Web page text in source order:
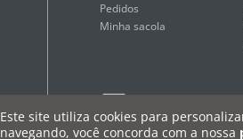
Este site utiliza cookies para
navegando, você concorda com a nossa
Pedidos
Minha sacola